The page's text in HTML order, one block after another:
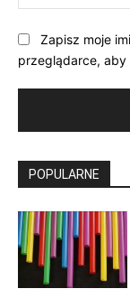
Zapisz moje
przeglądarce, aby
POPULARNE